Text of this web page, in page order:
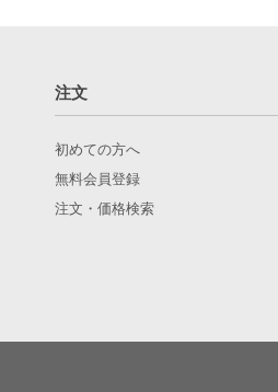
注文
初めての方へ
無料会員登録
注文・価格検索